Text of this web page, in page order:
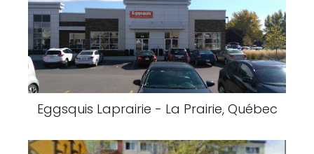
Eggsquis Laprairie - La Prairie, Québec